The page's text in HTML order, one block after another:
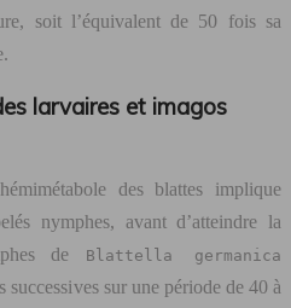
soit l’équivalent de 50 fois sa
larvaires et imagos
des blattes implique
nymphes, avant d’atteindre la
de
Blattella germanica
successives sur une période de 40 à